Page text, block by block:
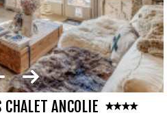
ANCOLIE